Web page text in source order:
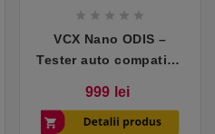
    
VCX Nano ODIS –
Tester auto compatibil
Seat
999 lei